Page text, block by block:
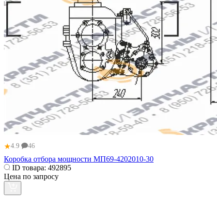
★4.9 46
Коробка отбора мощности МП69-4202010-30
ID товара: 492895
Цена по запросу